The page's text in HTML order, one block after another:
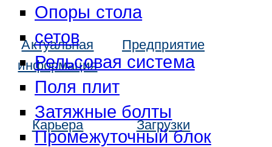
Опоры стола
сетов
Рельсовая система
Поля плит
Затяжные болты
Промежуточный блок
Актуальная
информация
Предприятие
Карьера Загрузки